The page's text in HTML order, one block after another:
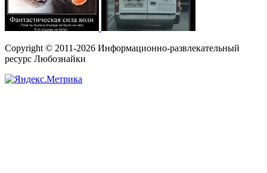
Copyright © 2011-2026 Информационно-развлекательный
ресурс Любознайки